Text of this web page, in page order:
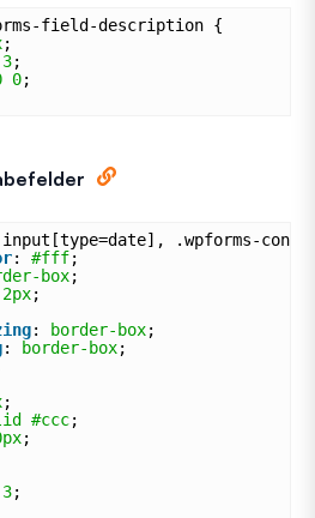
field-description {
;
;
0;
input[type=date], .wpforms-
: #fff;
box;
2px;
: border-box;
: border-box;
;
#ccc;
;
;